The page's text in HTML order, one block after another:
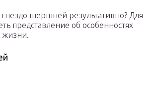
гнездо шершней результативно? Для
представление об особенностях
жизни.